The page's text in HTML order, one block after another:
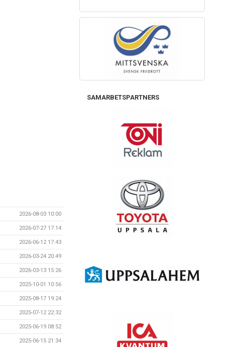
2026-08-03 10:00
2026-07-27 17:14
2026-06-12 17:43
2026-03-24 20:49
2026-03-13 15:26
2025-10-01 10:56
2025-08-17 19:24
2025-07-12 22:32
2025-06-19 08:52
2025-06-15 21:34
SAMARBETSPARTNERS